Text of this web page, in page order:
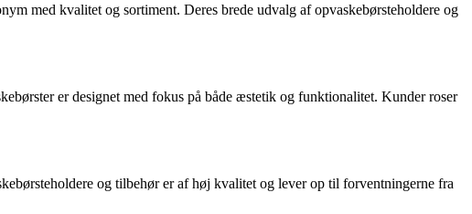
med kvalitet og sortiment. Deres brede udvalg af opvaskebørsteholdere og
er designet med fokus på både æstetik og funktionalitet. Kunder roser
og tilbehør er af høj kvalitet og lever op til forventningerne fra